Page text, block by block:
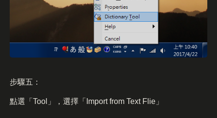
步驟五：
點選「Tool」，選擇「Import from Text Flie」